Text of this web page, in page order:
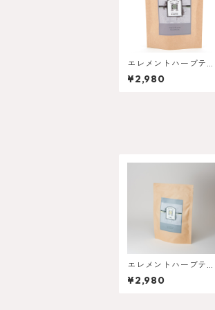
エレメントハーブティ
ー Earth (土) 3g 15包
入り
¥2,980
エレメントハーブティ
ー - Fire 火 -
¥2,980